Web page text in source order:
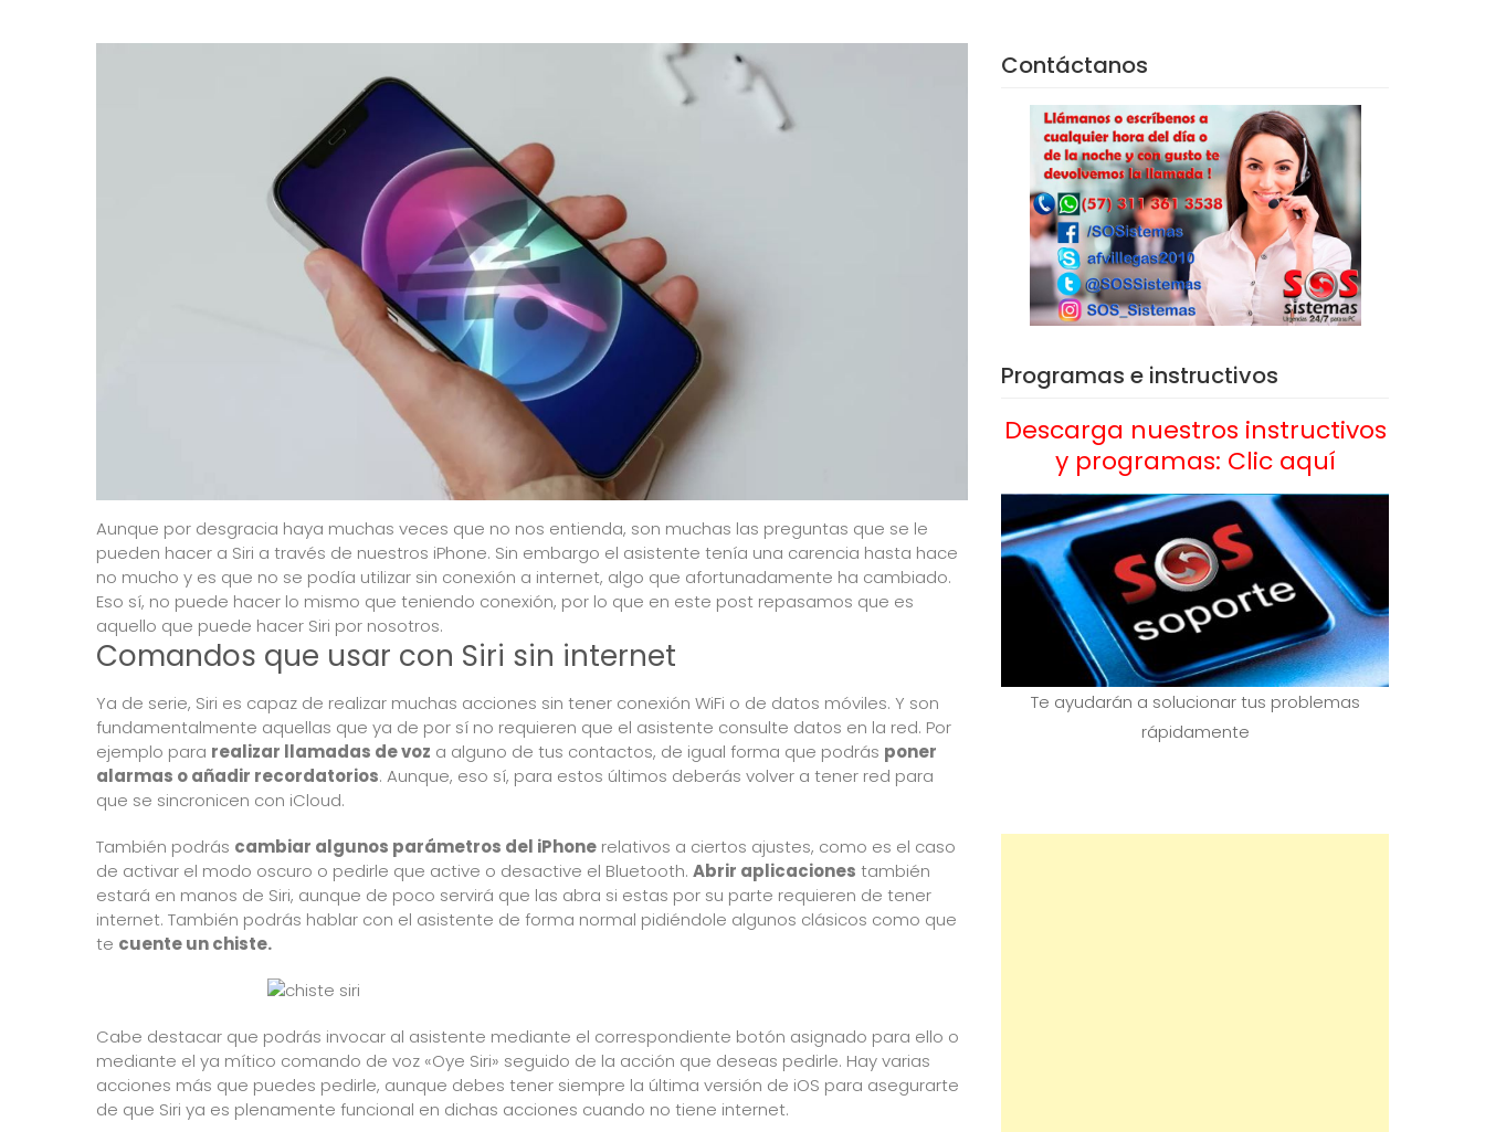
Aunque por desgracia haya muchas veces que no nos entienda, son muchas las preguntas que se le
pueden hacer a Siri a través de nuestros iPhone. Sin embargo el asistente tenía una carencia hasta hace
no mucho y es que no se podía utilizar sin conexión a internet, algo que afortunadamente ha cambiado.
Eso sí, no puede hacer lo mismo que teniendo conexión, por lo que en este post repasamos que es
aquello que puede hacer Siri por nosotros.
Comandos que usar con Siri sin internet
Ya de serie, Siri es capaz de realizar muchas acciones sin tener conexión WiFi o de datos móviles. Y son
fundamentalmente aquellas que ya de por sí no requieren que el asistente consulte datos en la red. Por
ejemplo para realizar llamadas de voz a alguno de tus contactos, de igual forma que podrás poner
alarmas o añadir recordatorios. Aunque, eso sí, para estos últimos deberás volver a tener red para
que se sincronicen con iCloud.
También podrás cambiar algunos parámetros del iPhone relativos a ciertos ajustes, como es el caso
de activar el modo oscuro o pedirle que active o desactive el Bluetooth. Abrir aplicaciones también
estará en manos de Siri, aunque de poco servirá que las abra si estas por su parte requieren de tener
internet. También podrás hablar con el asistente de forma normal pidiéndole algunos clásicos como que
te cuente un chiste.
Cabe destacar que podrás invocar al asistente mediante el correspondiente botón asignado para ello o
mediante el ya mítico comando de voz «Oye Siri» seguido de la acción que deseas pedirle. Hay varias
acciones más que puedes pedirle, aunque debes tener siempre la última versión de iOS para asegurarte
de que Siri ya es plenamente funcional en dichas acciones cuando no tiene internet.
Contáctanos
Programas e instructivos
Descarga nuestros instructivos
y programas: Clic aquí
Te ayudarán a solucionar tus problemas
rápidamente